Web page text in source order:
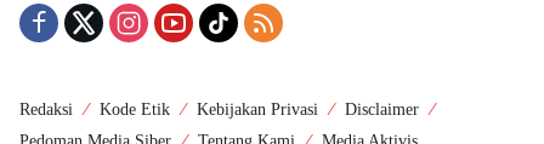
Redaksi Kode Etik Kebijakan Privasi
Disclaimer